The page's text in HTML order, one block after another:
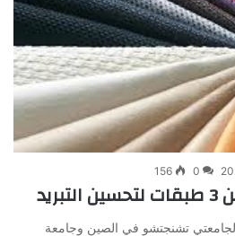
0
156
تشنجتشو في الصين وجامعة